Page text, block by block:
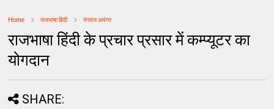
Home राजभाषा हिंदी रंगराज अयंगर
राजभाषा हिंदी के प्रचार प्रसार में कम्प्यूटर का
योगदान
SHARE: